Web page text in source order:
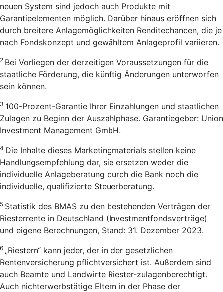
neuen System sind jedoch auch Produkte mit
Garantieelementen möglich. Darüber hinaus eröffnen sich
durch breitere Anlagemöglichkeiten Renditechancen, die je
nach Fondskonzept und gewähltem Anlageprofil variieren.
2 Bei Vorliegen der derzeitigen Voraussetzungen für die
staatliche Förderung, die künftig Änderungen unterworfen
sein können.
3 100-Prozent-Garantie Ihrer Einzahlungen und staatlichen
Zulagen zu Beginn der Auszahlphase. Garantiegeber: Union
Investment Management GmbH.
4 Die Inhalte dieses Marketingmaterials stellen keine
Handlungsempfehlung dar, sie ersetzen weder die
individuelle Anlageberatung durch die Bank noch die
individuelle, qualifizierte Steuerberatung.
5 Statistik des BMAS zu den bestehenden Verträgen der
Riesterrente in Deutschland (Investmentfondsverträge)
und eigene Berechnungen, Stand: 31. Dezember 2023.
6 „Riestern“ kann jeder, der in der gesetzlichen
Rentenversicherung pflichtversichert ist. Außerdem sind
auch Beamte und Landwirte Riester-zulagenberechtigt.
Auch nichterwerbstätige Eltern in der Phase der